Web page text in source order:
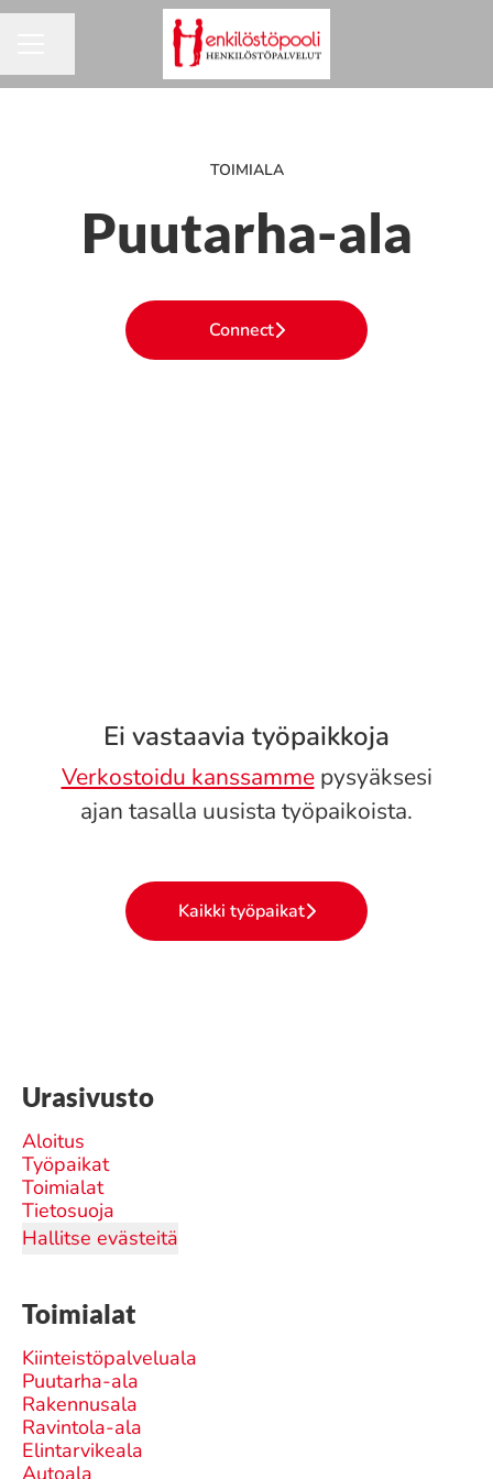
TOIMIALA
Puutarha-ala
Connect
Ei vastaavia työpaikkoja
Verkostoidu kanssammepysyäksesi
ajan tasalla uusista työpaikoista.
Kaikki työpaikat
Urasivusto
Aloitus
Työpaikat
Toimialat
Tietosuoja
Hallitse evästeitä
Toimialat
Kiinteistöpalveluala
Puutarha-ala
Rakennusala
Ravintola-ala
Elintarvikeala
Autoala